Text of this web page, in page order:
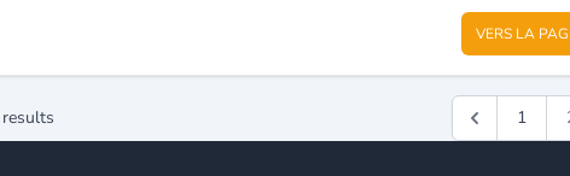
VERS LA
results 1